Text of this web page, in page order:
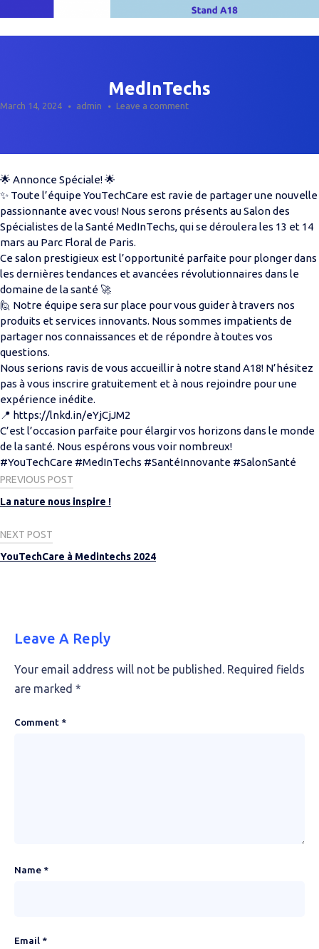
MedInTechs
March 14, 2024 admin Leave a comment
🌟 Annonce Spéciale! 🌟
✨ Toute l’équipe YouTechCare est ravie de partager une nouvelle
passionnante avec vous! Nous serons présents au Salon des
Spécialistes de la Santé MedInTechs, qui se déroulera les 13 et 14
mars au Parc Floral de Paris.
Ce salon prestigieux est l’opportunité parfaite pour plonger dans
les dernières tendances et avancées révolutionnaires dans le
domaine de la santé 🚀
🙋 Notre équipe sera sur place pour vous guider à travers nos
produits et services innovants. Nous sommes impatients de
partager nos connaissances et de répondre à toutes vos
questions.
Nous serions ravis de vous accueillir à notre stand A18! N’hésitez
pas à vous inscrire gratuitement et à nous rejoindre pour une
expérience inédite.
📍 https://lnkd.in/eYjCjJM2
C’est l’occasion parfaite pour élargir vos horizons dans le monde
de la santé. Nous espérons vous voir nombreux!
#YouTechCare #MedInTechs #SantéInnovante #SalonSanté
Post
navigation
PREVIOUS POST
La nature nous inspire !
NEXT POST
YouTechCare à Medintechs 2024
Leave A Reply
Your email address will not be published. Required fields
are marked *
Comment *
Name *
Email *